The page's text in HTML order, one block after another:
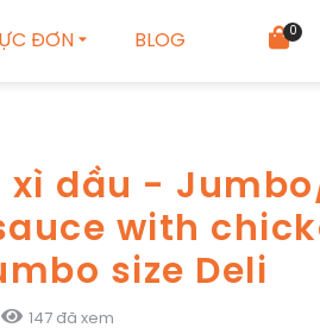
ĐƠN BLOG 0
xì dầu -
with
size Deli
147 đã xem